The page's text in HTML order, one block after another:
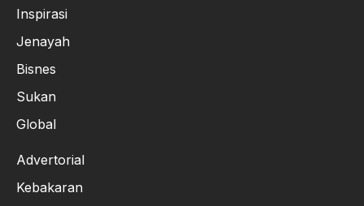
Inspirasi
Jenayah
Bisnes
Sukan
Global
Advertorial
Kebakaran